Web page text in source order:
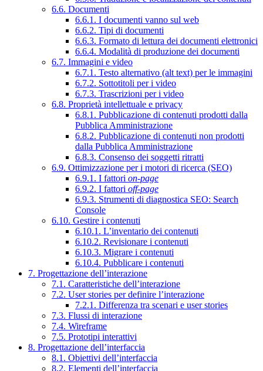
6.6. Documenti
6.6.1. I documenti vanno sul web
6.6.2. Tipi di documenti
6.6.3. Formato di lettura dei documenti elettronici
6.6.4. Modalità di produzione dei documenti
6.7. Immagini e video
6.7.1. Testo alternativo (alt text) per le immagini
6.7.2. Sottotitoli per i video
6.7.3. Trascrizioni per i video
6.8. Proprietà intellettuale e privacy
6.8.1. Pubblicazione di contenuti prodotti dalla
Pubblica Amministrazione
6.8.2. Pubblicazione di contenuti non prodotti
dalla Pubblica Amministrazione
6.8.3. Consenso dei soggetti ritratti
6.9. Ottimizzazione per i motori di ricerca (SEO)
6.9.1. I fattori on-page
6.9.2. I fattori off-page
6.9.3. Strumenti di diagnostica SEO: Search
Console
6.10. Gestire i contenuti
6.10.1. L’inventario dei contenuti
6.10.2. Revisionare i contenuti
6.10.3. Migrare i contenuti
6.10.4. Pubblicare i contenuti
7. Progettazione dell’interazione
7.1. Caratteristiche dell’interazione
7.2. User stories per definire l’interazione
7.2.1. Differenza tra scenari e user stories
7.3. Flussi di interazione
7.4. Wireframe
7.5. Prototipi interattivi
8. Progettazione dell’interfaccia
8.1. Obiettivi dell’interfaccia
8.2. Elementi dell’interfaccia